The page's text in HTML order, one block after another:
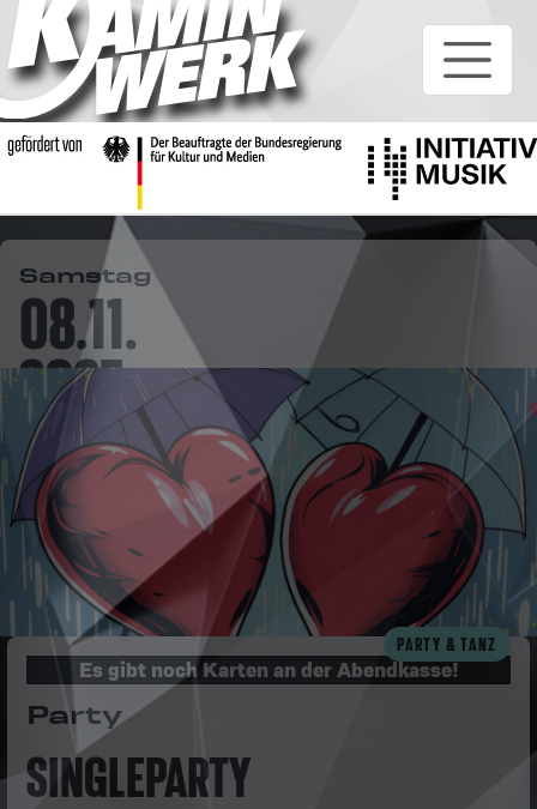
Samstag
08.11.
2025
Es gibt noch Karten an der Abendkasse!
Party
PARTY & TANZ
SINGLEPARTY